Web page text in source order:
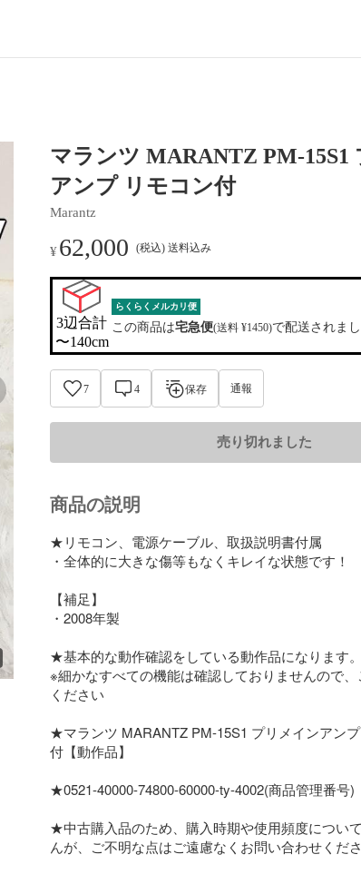
マランツ MARANTZ PM-15S1
アンプ リモコン付
Marantz
¥ 62,000 (税込) 送料込み
3辺合計
〜140cm
らくらくメルカリ便
この商品は宅急便(送料 ¥1450)で配送されま
7 4 保存 通報
売り切れました
商品の説明
★リモコン、電源ケーブル、取扱説明書付属
・全体的に大きな傷等もなくキレイな状態です！
【補足】
・2008年製
★基本的な動作確認をしている動作品になります。
※細かなすべての機能は確認しておりませんので、
ください
★マランツ MARANTZ PM-15S1 プリメインアン
付【動作品】
★0521-40000-74800-60000-ty-4002(商品管理番号)
★中古購入品のため、購入時期や使用頻度につい
んが、ご不明な点はご遠慮なくお問い合わせくださ